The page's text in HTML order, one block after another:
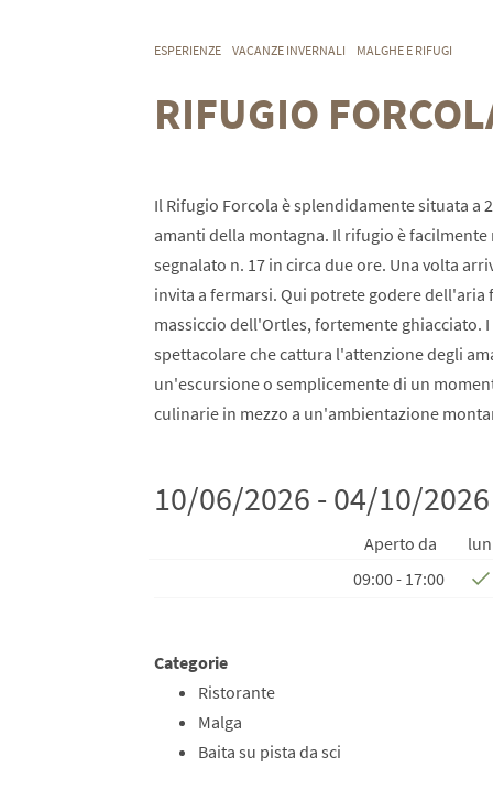
ESPERIENZE VACANZE INVERNALI MALGHE E RIFUGI
RIFUGIO
Il Rifugio Forcola è splendidamente situata a
amanti della montagna. Il rifugio è
segnalato n. 17 in circa due ore. Una volta
invita a fermarsi. Qui potrete godere
massiccio dell'Ortles, fortemente ghiacciato.
spettacolare che cattura l'attenzione degli
un'escursione o semplicemente di un
culinarie in mezzo a un'ambientazione
10/06/2026 - 04/10/2026
Aperto da
lun
09:00 - 17:00
Categorie
Ristorante
Malga
Baita su pista da sci